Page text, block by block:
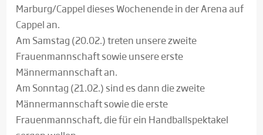
Marburg/Cappel dieses Wochenende in der Arena auf
Cappel an.
Am Samstag (20.02.) treten unsere zweite
Frauenmannschaft sowie unsere erste
Männermannschaft an.
Am Sonntag (21.02.) sind es dann die zweite
Männermannschaft sowie die erste
Frauenmannschaft, die für ein Handballspektakel